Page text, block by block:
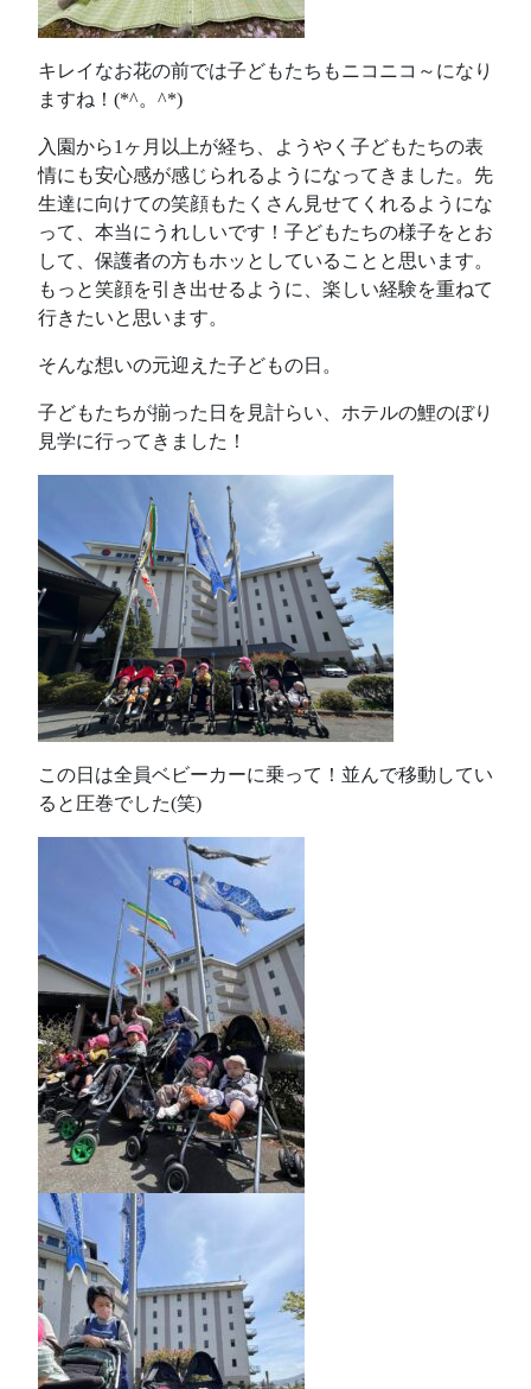
キレイなお花の前では子どもたちもニコニコ～になり
ますね！(*^。^*)
入園から1ヶ月以上が経ち、ようやく子どもたちの表
情にも安心感が感じられるようになってきました。先
生達に向けての笑顔もたくさん見せてくれるようにな
って、本当にうれしいです！子どもたちの様子をとお
して、保護者の方もホッとしていることと思います。
もっと笑顔を引き出せるように、楽しい経験を重ねて
行きたいと思います。
そんな想いの元迎えた子どもの日。
子どもたちが揃った日を見計らい、ホテルの鯉のぼり
見学に行ってきました！
この日は全員ベビーカーに乗って！並んで移動してい
ると圧巻でした(笑)